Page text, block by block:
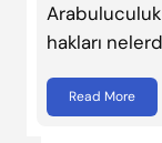
Arabuluculuk
hakları
Read More